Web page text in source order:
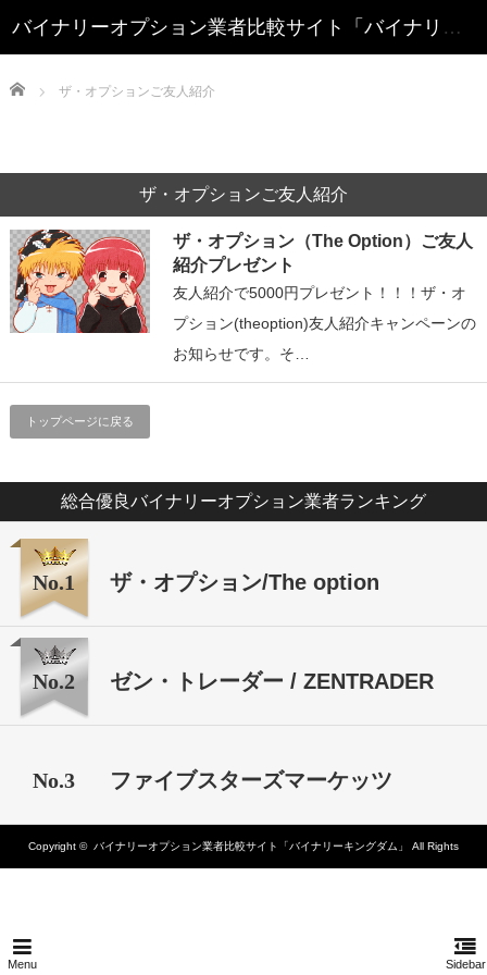
Menu Sidebar
Home ザ・オプションご友人紹介
ザ・オプションご友人紹介
ザ・オプション（The Option）ご友人
紹介プレゼント
友人紹介で5000円プレゼント！！！ザ・オ
プション(theoption)友人紹介キャンペーンの
お知らせです。そ…
トップページに戻る
総合優良バイナリーオプション業者ランキング
No.1 ザ・オプション/The option
No.2 ゼン・トレーダー / ZENTRADER
No.3 ファイブスターズマーケッツ
Copyright © バイナリーオプション業者比較サイト「バイナリーキングダム」 All Rights